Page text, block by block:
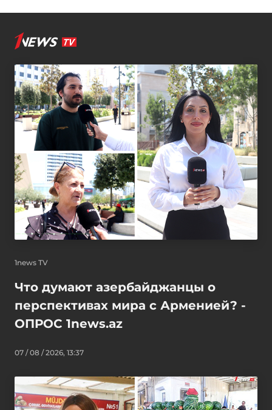
1news TV
Что думают азербайджанцы о
перспективах мира с Арменией? -
ОПРОС 1news.az
07 / 08 / 2026, 13:37